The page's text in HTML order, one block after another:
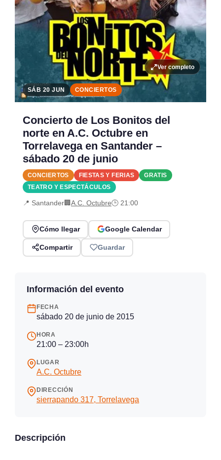
Ver completo
SÁB 20 JUN CONCIERTOS
Concierto de Los Bonitos del
norte en A.C. Octubre en
Torrelavega en Santander –
sábado 20 de junio
CONCIERTOS FIESTAS Y FERIAS
GRATIS
TEATRO Y ESPECTÁCULOS
📍 Santander🏢A.C. Octubre🕒 21:00
Cómo llegar Google Calendar
Compartir Guardar
Información del evento
FECHA
sábado 20 de junio de 2015
HORA
21:00 – 23:00h
LUGAR
A.C. Octubre
DIRECCIÓN
sierrapando 317, Torrelavega
Descripción